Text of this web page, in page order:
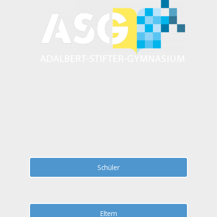
Schüler
Eltern